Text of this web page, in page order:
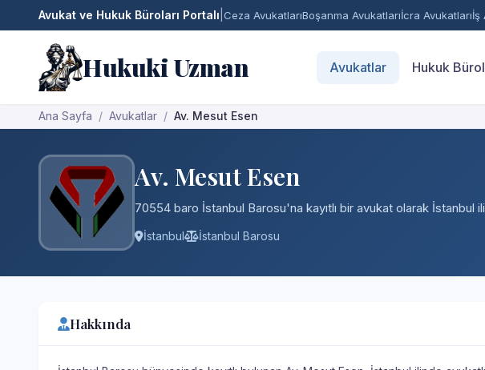
Avukat ve Hukuk Büroları Portalı Ceza AvukatlarıBoşanma Avukatlarıİcra Avukatlarıİş
Hukuki Uzman Avukatlar Hukuk
Ana Sayfa Avukatlar Av. Mesut Esen
Av. Mesut Esen
70554 baro İstanbul Barosu'na kayıtlı bir avukat olarak
İstanbul İstanbul Barosu
Hakkında